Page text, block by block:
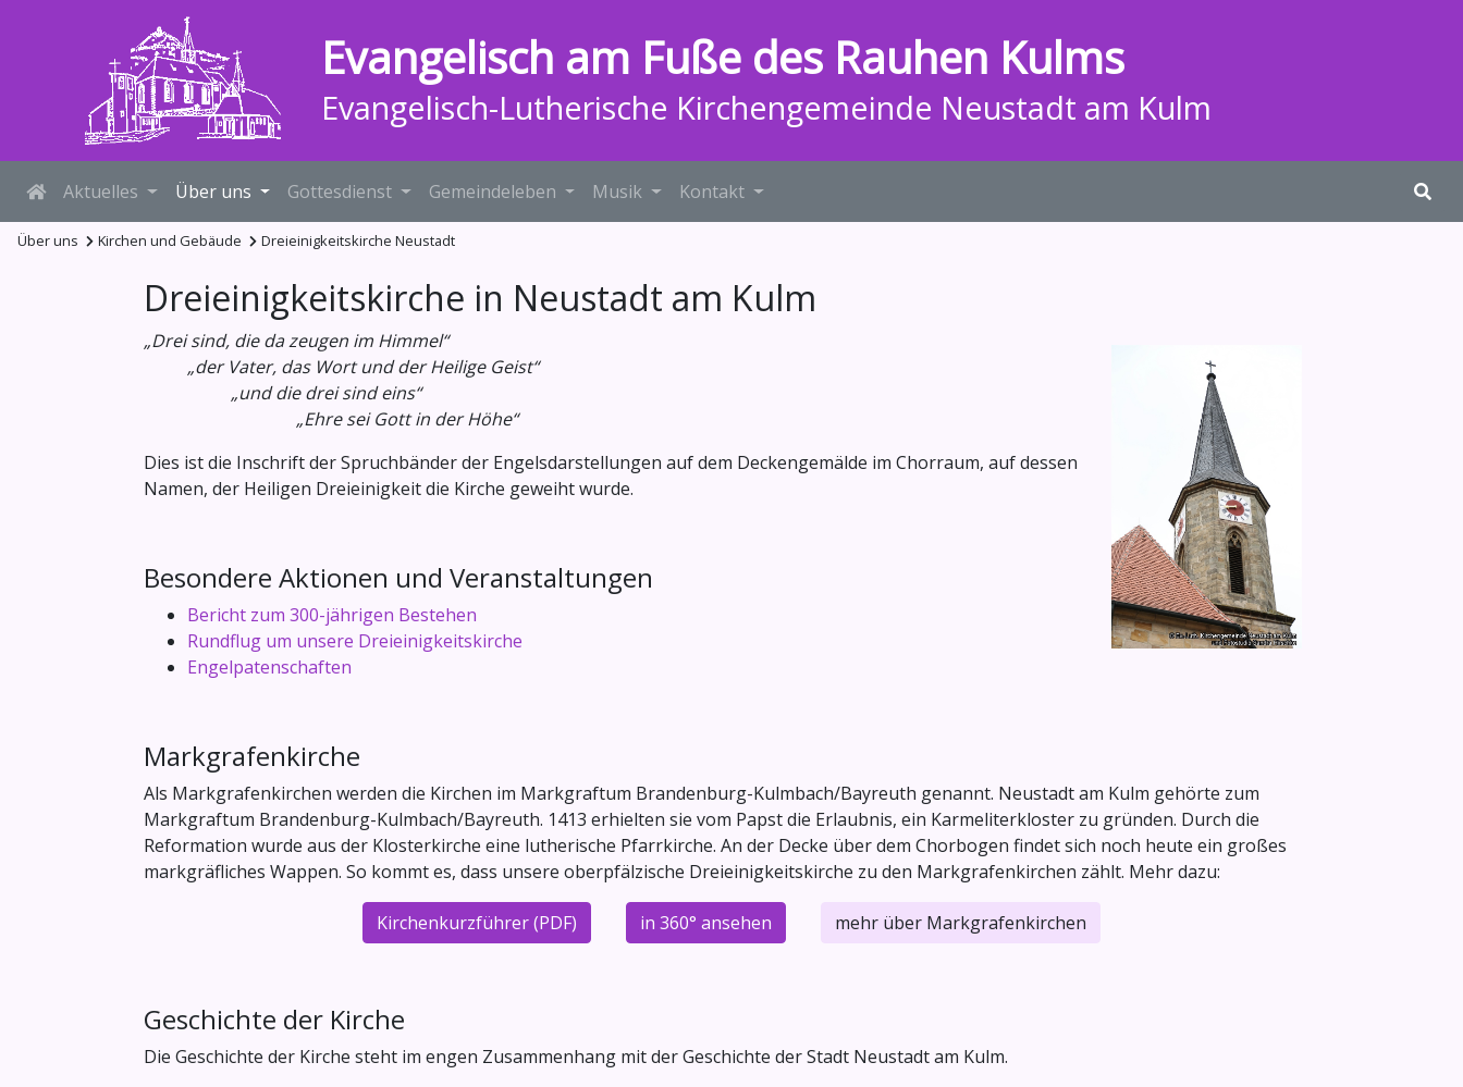
Evangelisch am Fuße des Rauhen Kulms
Evangelisch-Lutherische Kirchengemeinde Neustadt am Kulm
Aktuelles Über uns Gottesdienst Gemeindeleben Musik Kontakt
Über uns Kirchen und Gebäude Dreieinigkeitskirche Neustadt
Dreieinigkeitskirche in Neustadt am Kulm
„Drei sind, die da zeugen im Himmel“
„der Vater, das Wort und der Heilige Geist“
„und die drei sind eins“
„Ehre sei Gott in der Höhe“
Dies ist die Inschrift der Spruchbänder der Engelsdarstellungen auf dem Deckengemälde im Chorraum, auf dessen
Namen, der Heiligen Dreieinigkeit die Kirche geweiht wurde.
Besondere Aktionen und Veranstaltungen
Bericht zum 300-jährigen Bestehen
Rundflug um unsere Dreieinigkeitskirche
Engelpatenschaften
Markgrafenkirche
Als Markgrafenkirchen werden die Kirchen im Markgraftum Brandenburg-Kulmbach/Bayreuth genannt. Neustadt am Kulm gehörte zum
Markgraftum Brandenburg-Kulmbach/Bayreuth. 1413 erhielten sie vom Papst die Erlaubnis, ein Karmeliterkloster zu gründen. Durch die
Reformation wurde aus der Klosterkirche eine lutherische Pfarrkirche. An der Decke über dem Chorbogen findet sich noch heute ein großes
markgräfliches Wappen. So kommt es, dass unsere oberpfälzische Dreieinigkeitskirche zu den Markgrafenkirchen zählt. Mehr dazu:
Kirchenkurzführer (PDF) in 360° ansehen mehr über Markgrafenkirchen
Geschichte der Kirche
Die Geschichte der Kirche steht im engen Zusammenhang mit der Geschichte der Stadt Neustadt am Kulm.